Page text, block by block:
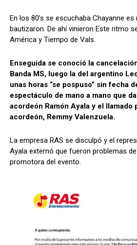
En los 80’s se escuchaba Chayanne
bautizaron. De ahí vinieron Este ritmo
América y Tiempo de Vals.
Enseguida se conoció la
Banda MS, luego la del argentino
unas horas “se pospuso” sin fecha
espectáculo de mano a mano que
acordeón Ramón Ayala y el llamado
acordeón, Remmy Valenzuela.
La empresa RAS se disculpó y el
Ayala externó que fueron problemas
promotora del evento.